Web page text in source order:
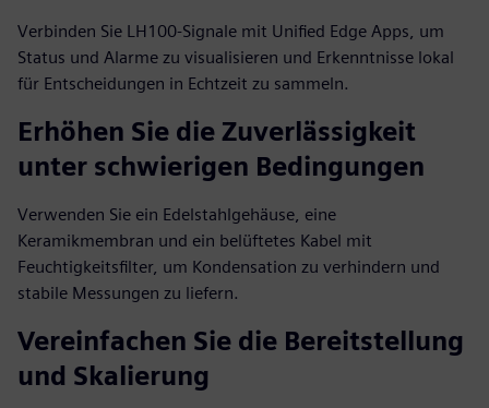
Verbinden Sie LH100-Signale mit Unified Edge Apps, um
Status und Alarme zu visualisieren und Erkenntnisse lokal
für Entscheidungen in Echtzeit zu sammeln.
Erhöhen Sie die Zuverlässigkeit
unter schwierigen Bedingungen
Verwenden Sie ein Edelstahlgehäuse, eine
Keramikmembran und ein belüftetes Kabel mit
Feuchtigkeitsfilter, um Kondensation zu verhindern und
stabile Messungen zu liefern.
Vereinfachen Sie die Bereitstellung
und Skalierung